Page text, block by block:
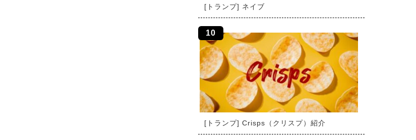
[トランプ] ネイブ
[トランプ] Crisps（クリスプ）紹介